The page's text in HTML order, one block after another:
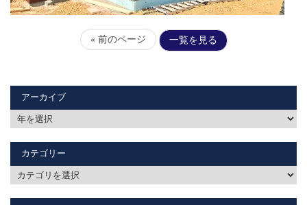
« 前のページ 一覧を見る
アーカイブ
カテゴリー